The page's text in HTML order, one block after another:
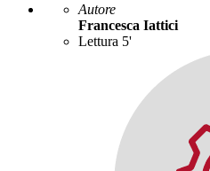
Autore
Francesca Iattici
Lettura 5'